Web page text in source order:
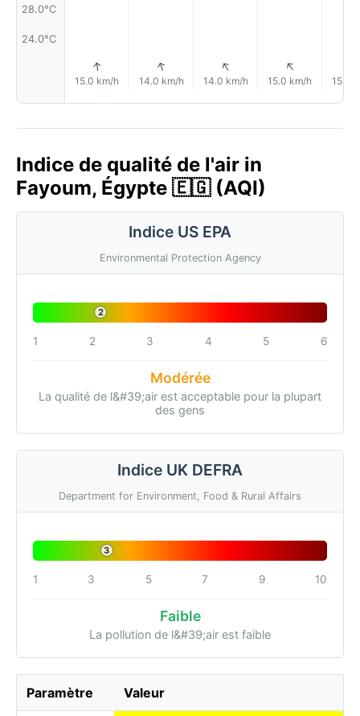
28.0°C
24.0°C
↑
15.0 km/h
↑
14.0 km/h
↑
14.0 km/h
↑
15.0 km/h 15.0
Indice de qualité de l'air in
Fayoum, Égypte 🇪🇬 (AQI)
Indice US EPA
Environmental Protection Agency
2
1 2 3 4 5 6
Modérée
La qualité de l&#39;air est acceptable pour la plupart
des gens
Indice UK DEFRA
Department for Environment, Food & Rural Affairs
3
1 3 5 7 9 10
Faible
La pollution de l&#39;air est faible
Paramètre Valeur